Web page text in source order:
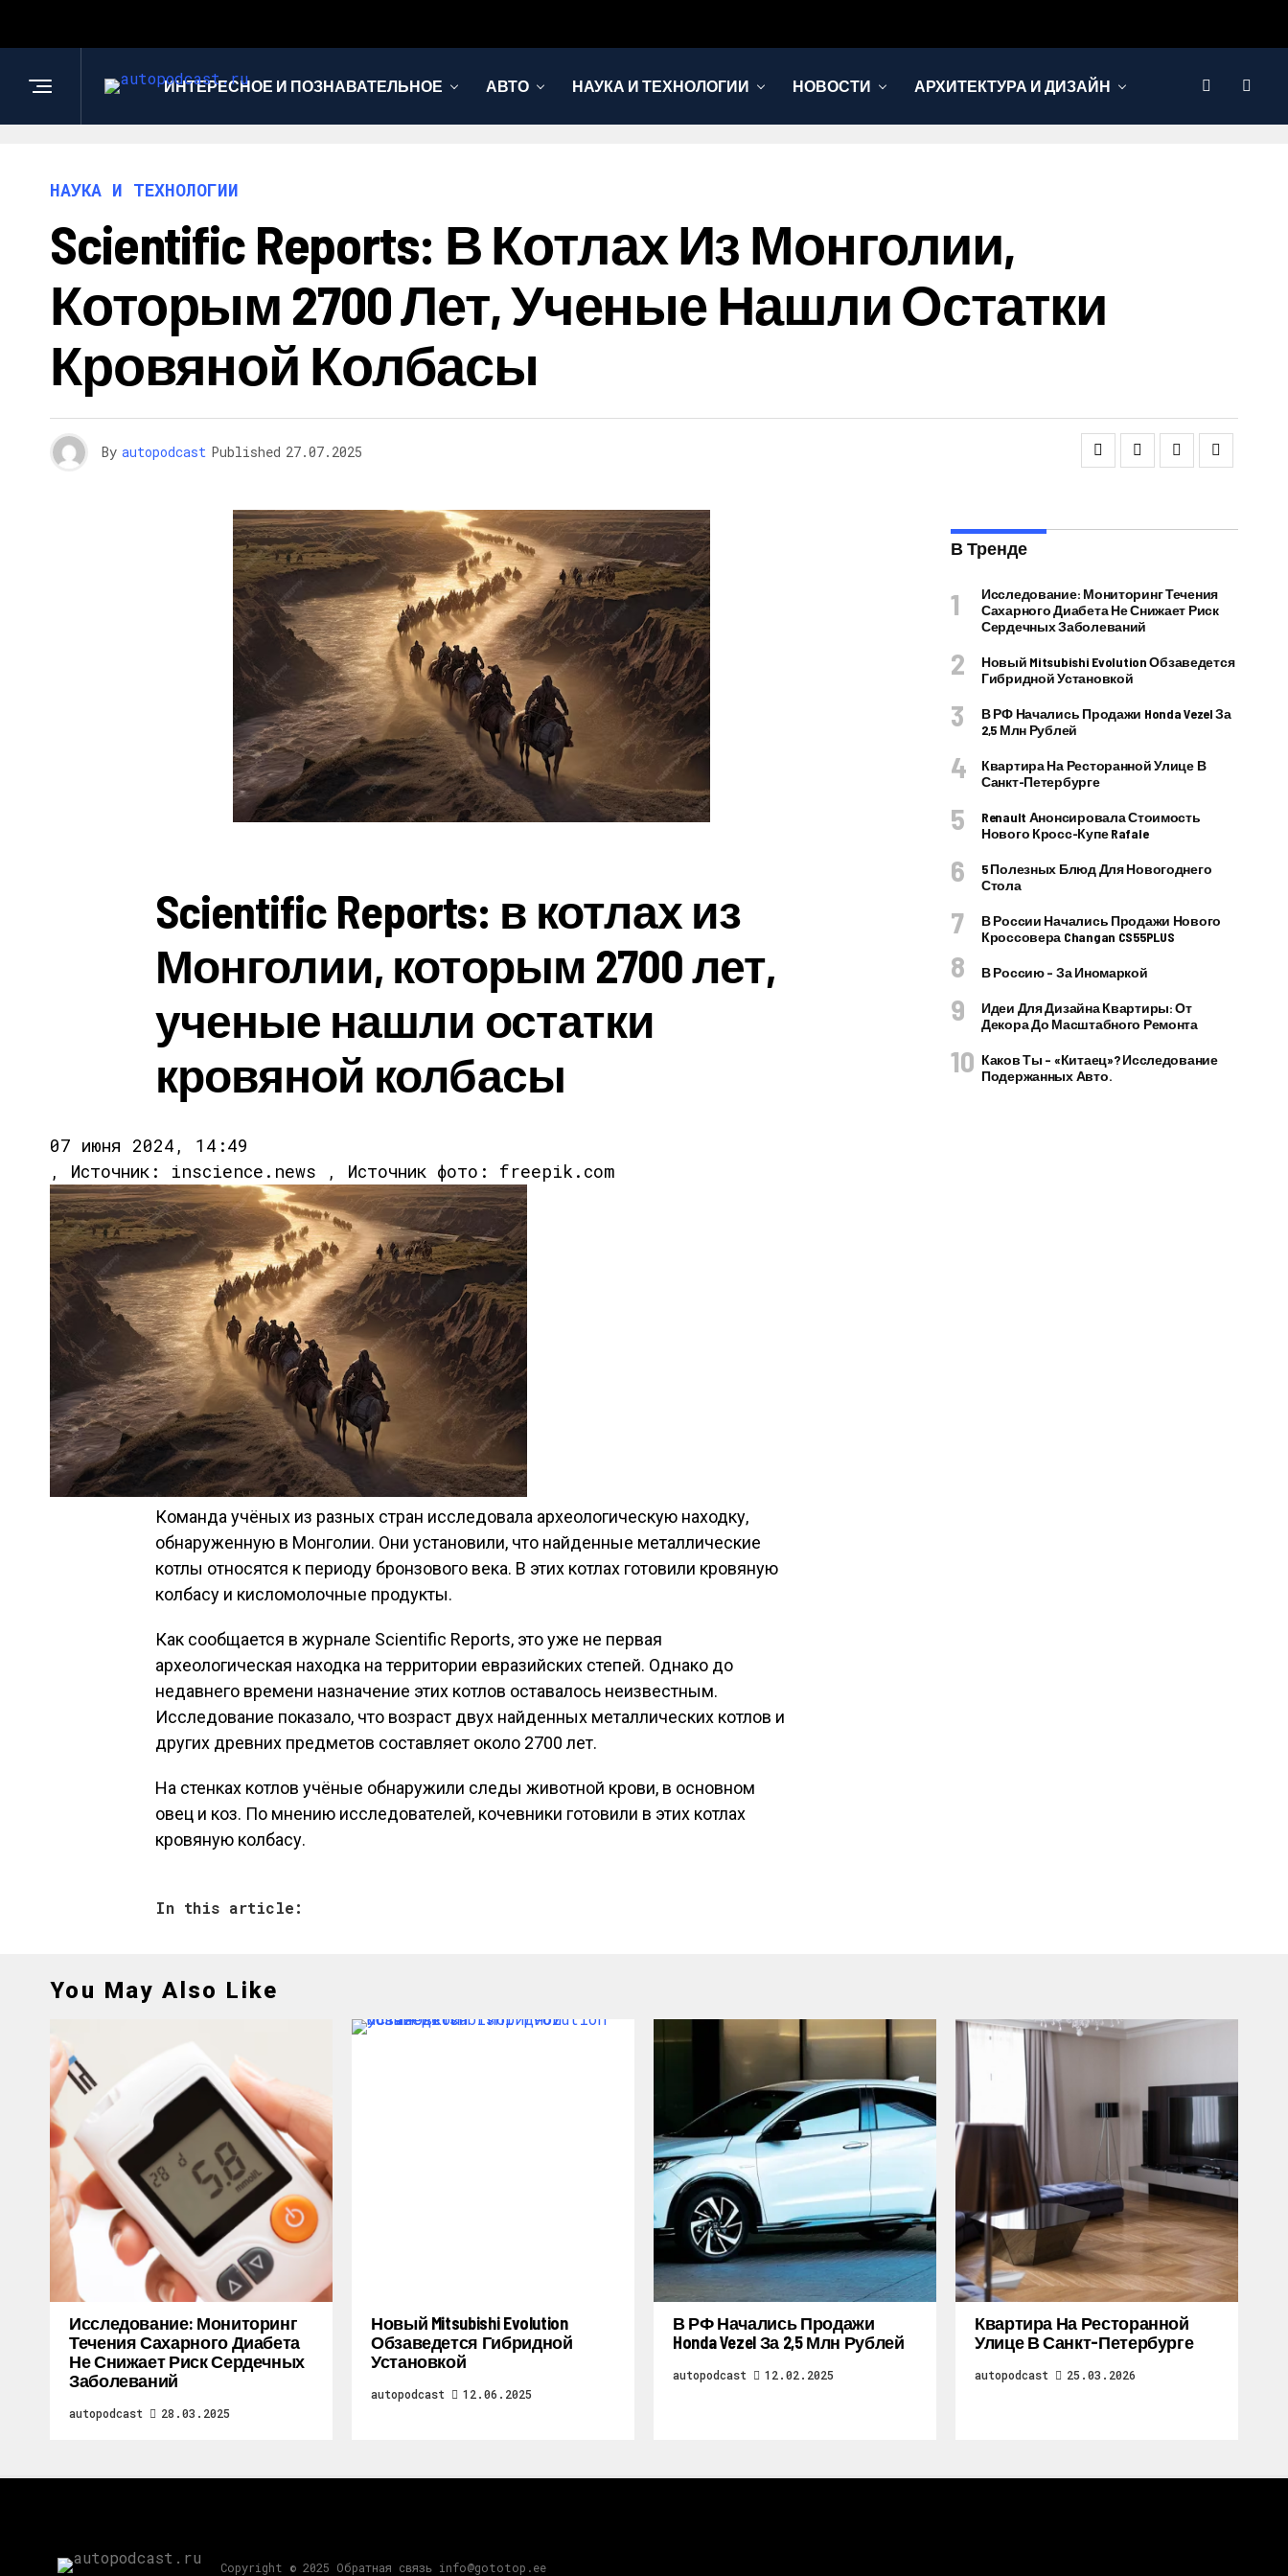
ИНТЕРЕСНОЕ И ПОЗНАВАТЕЛЬНОЕ АВТО НАУКА И ТЕХНОЛОГИИ НОВОСТИ АРХИТЕКТУРА И ДИЗАЙН
НАУКА И ТЕХНОЛОГИИ
Scientific Reports: В Котлах Из Монголии,
Которым 2700 Лет, Ученые Нашли Остатки
Кровяной Колбасы
By autopodcast Published 27.07.2025
Scientific Reports: в котлах из
Монголии, которым 2700 лет,
ученые нашли остатки
кровяной колбасы
07 июня 2024, 14:49
, Источник: inscience.news , Источник фото: freepik.com
Команда учёных из разных стран исследовала археологическую находку,
обнаруженную в Монголии. Они установили, что найденные металлические
котлы относятся к периоду бронзового века. В этих котлах готовили кровяную
колбасу и кисломолочные продукты.
Как сообщается в журнале Scientific Reports, это уже не первая
археологическая находка на территории евразийских степей. Однако до
недавнего времени назначение этих котлов оставалось неизвестным.
Исследование показало, что возраст двух найденных металлических котлов и
других древних предметов составляет около 2700 лет.
На стенках котлов учёные обнаружили следы животной крови, в основном
овец и коз. По мнению исследователей, кочевники готовили в этих котлах
кровяную колбасу.
In this article:
В Тренде
Исследование: Мониторинг Течения
Сахарного Диабета Не Снижает Риск
Сердечных Заболеваний
Новый Mitsubishi Evolution Обзаведется
Гибридной Установкой
В РФ Начались Продажи Honda Vezel За
2,5 Млн Рублей
Квартира На Ресторанной Улице В
Санкт-Петербурге
Renault Анонсировала Стоимость
Нового Кросс-Купе Rafale
5 Полезных Блюд Для Новогоднего
Стола
В России Начались Продажи Нового
Кроссовера Changan CS55PLUS
В Россию – За Иномаркой
Идеи Для Дизайна Квартиры: От
Декора До Масштабного Ремонта
Каков Ты – «китаец»? Исследование
Подержанных Авто.
You May Also Like
Исследование: Мониторинг
Течения Сахарного Диабета
Не Снижает Риск Сердечных
Заболеваний
autopodcast 28.03.2025
Новый Mitsubishi Evolution
Обзаведется Гибридной
Установкой
autopodcast 12.06.2025
В РФ Начались Продажи
Honda Vezel За 2,5 Млн Рублей
autopodcast 12.02.2025
Квартира На Ресторанной
Улице В Санкт-Петербурге
autopodcast 25.03.2026
Copyright © 2025 Обратная связь info@gototop.ee